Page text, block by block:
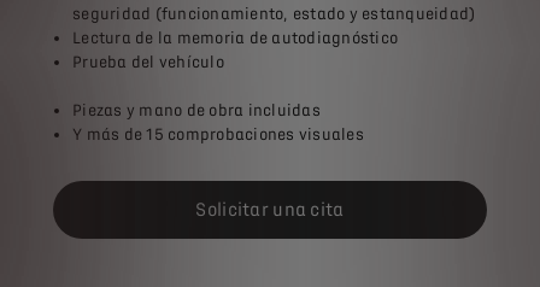
seguridad (funcionamiento, estado y estanqueidad)
Lectura de la memoria de autodiagnóstico
Prueba del vehículo
Piezas y mano de obra incluidas
Y más de 15 comprobaciones visuales
Solicitar una cita